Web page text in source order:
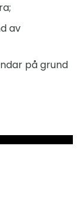
av
på grund